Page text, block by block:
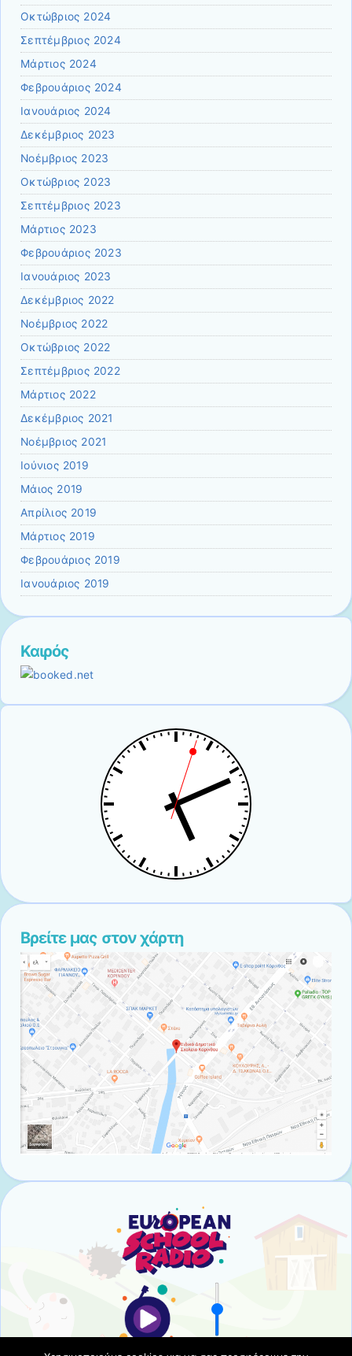
Οκτώβριος 2024
Σεπτέμβριος 2024
Μάρτιος 2024
Φεβρουάριος 2024
Ιανουάριος 2024
Δεκέμβριος 2023
Νοέμβριος 2023
Οκτώβριος 2023
Σεπτέμβριος 2023
Μάρτιος 2023
Φεβρουάριος 2023
Ιανουάριος 2023
Δεκέμβριος 2022
Νοέμβριος 2022
Οκτώβριος 2022
Σεπτέμβριος 2022
Μάρτιος 2022
Δεκέμβριος 2021
Νοέμβριος 2021
Ιούνιος 2019
Μάιος 2019
Απρίλιος 2019
Μάρτιος 2019
Φεβρουάριος 2019
Ιανουάριος 2019
Καιρός
Βρείτε μας στον χάρτη